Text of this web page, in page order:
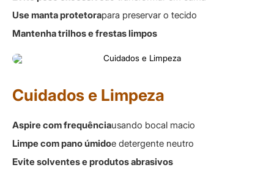
Use manta protetorapara preservar o tecido
Mantenha trilhos e frestas limpos
Cuidados e Limpeza
Aspire com frequênciausando bocal macio
Limpe com pano úmidoe detergente neutro
Evite solventes e produtos abrasivos